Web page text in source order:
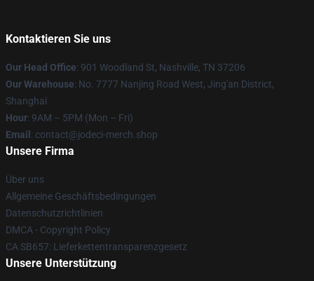
Kontaktieren Sie uns
Our Head Office: 901 Woodland St, Nashville, TN 37206
Our Warehouse: No. 7777 Nanjing Road West, Jing'an District,
Shanghai
Hour: 9AM – 5PM (Mon – Fri)
Email : contact@jodeci-merch.shop
Unsere Firma
Über uns
Allgemeine Geschäftsbedingungen
Datenschutzrichtlinien
DMCA - Copyright Policy
CA SB657: Lieferkettentransparenzgesetz
Unsere Unterstützung